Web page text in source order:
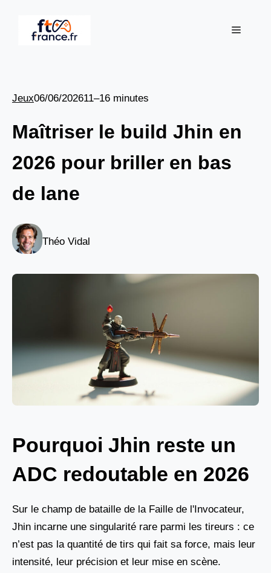
contenu
Menu
Jeux06/06/202611–16 minutes
Maîtriser le build Jhin en
2026 pour briller en bas
de lane
Théo Vidal
Pourquoi Jhin reste un
ADC redoutable en 2026
Sur le champ de bataille de la Faille de l'Invocateur,
Jhin incarne une singularité rare parmi les tireurs : ce
n’est pas la quantité de tirs qui fait sa force, mais leur
intensité, leur précision et leur mise en scène.